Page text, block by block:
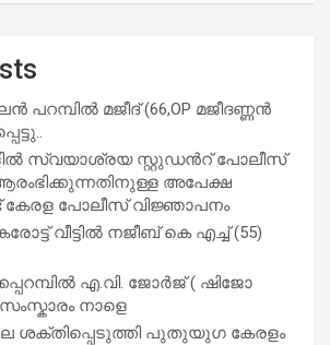
പറമ്പിൽ മജീദ് (66,OP മജീദണ്ണൻ
സ്വയാശ്രയ സ്റ്റുഡന്‍റ് പോലീസ്
അപേക്ഷ
പോലീസ് വിജ്ഞാപനം
വീട്ടിൽ നജീബ് കെ എച്ച് (55)
എ.​വി. ജോ​ർ​ജ് ( ഷിജോ
നാളെ
ശക്തിപ്പെടുത്തി പുതുയുഗ കേരളം